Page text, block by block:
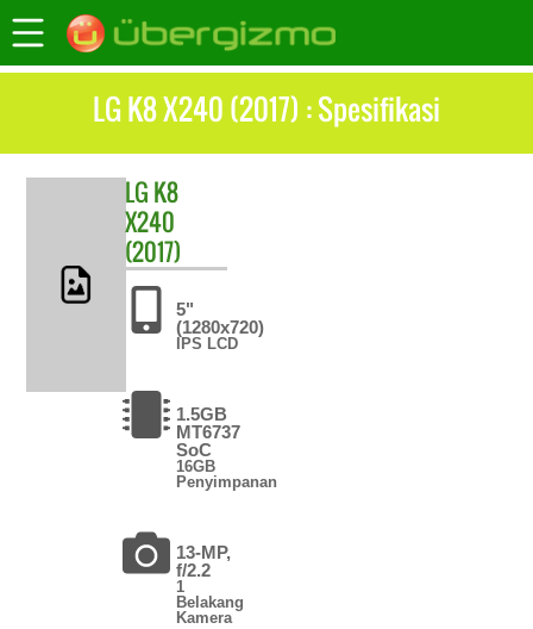
LG K8 X240 (2017) : Spesifikasi
LG K8
X240
(2017)
5"
(1280x720)
IPS LCD
1.5GB
MT6737
SoC
16GB
Penyimpanan
13-MP,
f/2.2
1
Belakang
Kamera